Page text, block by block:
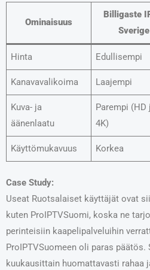
Ominaisuus
Billigaste
Sverige
Hinta Edullisempi
Kanavavalikoima Laajempi
Kuva- ja
äänenlaatu
Parempi (HD
4K)
Käyttömukavuus Korkea
Case Study:
Useat Ruotsalaiset käyttäjät ovat
kuten ProIPTVSuomi, koska ne
perinteisiin kaapelipalveluihin
ProIPTVSuomeen oli paras päätös.
kuukausittain huomattavasti rahaa